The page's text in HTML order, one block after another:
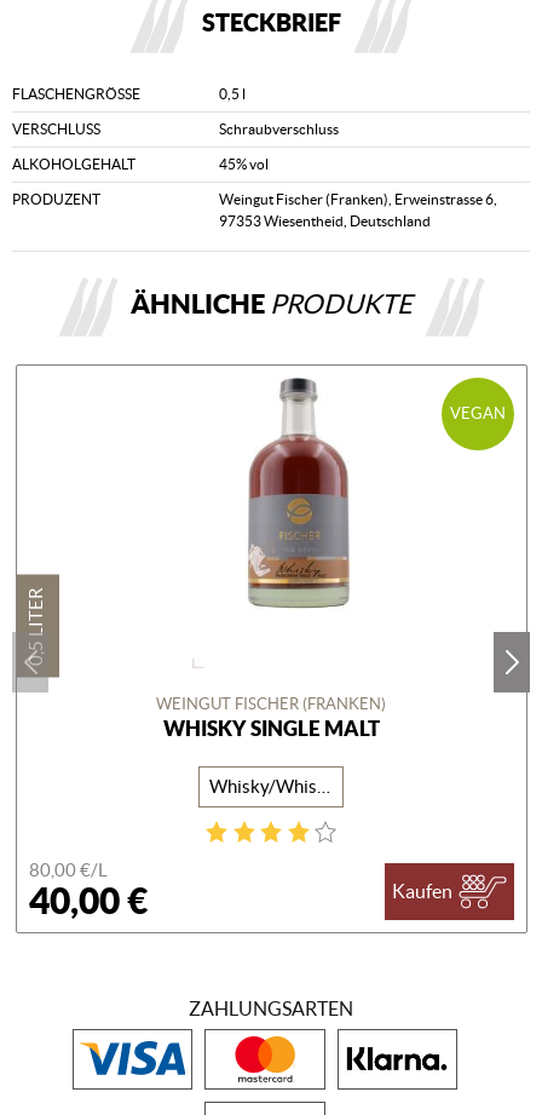
STECKBRIEF
FLASCHENGRÖSSE 0,5 l
VERSCHLUSS Schraubverschluss
ALKOHOLGEHALT 45% vol
PRODUZENT
Weingut Fischer (Franken), Erweinstrasse 6,
97353 Wiesentheid, Deutschland
ÄHNLICHE PRODUKTE
VEGAN
0,5 LITER
WEINGUT FISCHER (FRANKEN)
WHISKY SINGLE MALT
80,00 €/L
40,00 € Kaufen
ZAHLUNGSARTEN